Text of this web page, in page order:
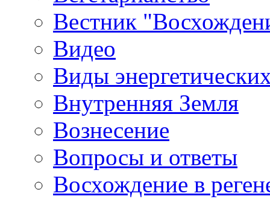
Вестник
Видео
Виды
Внутренняя Земля
Вознесение
Вопросы и ответы
Восхождение в